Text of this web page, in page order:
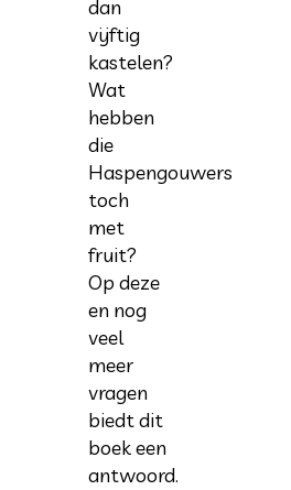
dan
vijftig
kastelen?
Wat
hebben
die
Haspengouwers
toch
met
fruit?
Op deze
en nog
veel
meer
vragen
biedt dit
boek een
antwoord.